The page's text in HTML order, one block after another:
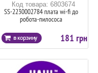
Код товара: 6803674
SS-2230002784 плата wi-fi до
робота-пилососа
181 грн